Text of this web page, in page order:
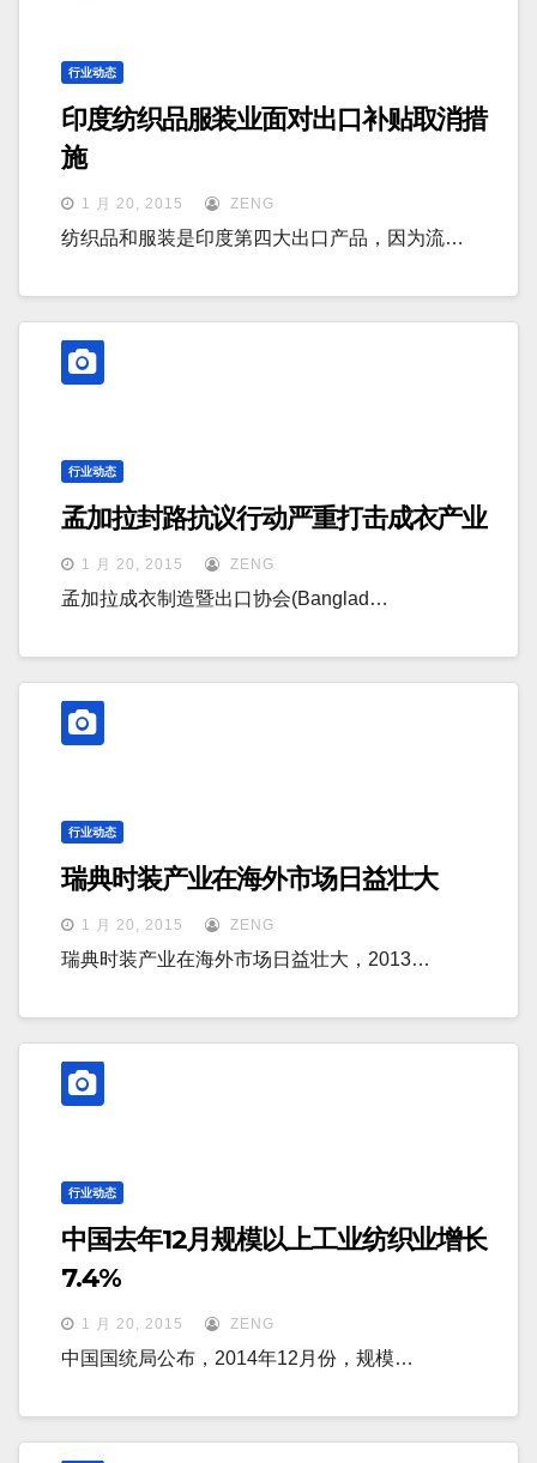
行业动态
印度纺织品服装业面对出口补贴取消措
施
1 月 20, 2015 ZENG
纺织品和服装是印度第四大出口产品，因为流…
行业动态
孟加拉封路抗议行动严重打击成衣产业
1 月 20, 2015 ZENG
孟加拉成衣制造暨出口协会(Banglad…
行业动态
瑞典时装产业在海外市场日益壮大
1 月 20, 2015 ZENG
瑞典时装产业在海外市场日益壮大，2013…
行业动态
中国去年12月规模以上工业纺织业增长
7.4%
1 月 20, 2015 ZENG
中国国统局公布，2014年12月份，规模…